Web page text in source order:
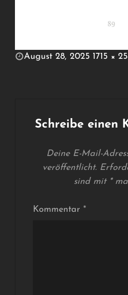
POSTED
August 28, 2025 1715 ×
Schreibe einen
Deine E-Mail-
veröffentlicht.
sind mit *
Kommentar *